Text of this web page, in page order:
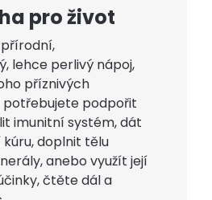
pro život
lehce perlivý nápoj,
příznivých
potřebujete podpořit
imunitní systém, dát
doplnit tělu
anebo využít její
čtěte dál a